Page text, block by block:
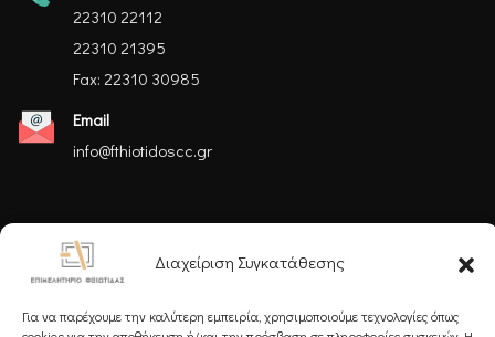
Διαχείριση Συγκατάθεσης
Για να παρέχουμε την καλύτερη εμπειρία, χρησιμοποιούμε τεχνολογίες όπως
22310 22112
22310 21395
Fax: 22310 30985
Email
info@fthiotidoscc.gr
Ακολουθήστε μας